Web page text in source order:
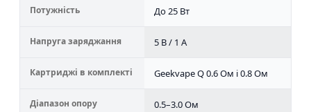
Потужність До 25 Вт
Напруга заряджання 5 В / 1 А
Картриджі в комплекті Geekvape Q 0.6 Ом і 0.8 Ом
Діапазон опору 0.5–3.0 Ом